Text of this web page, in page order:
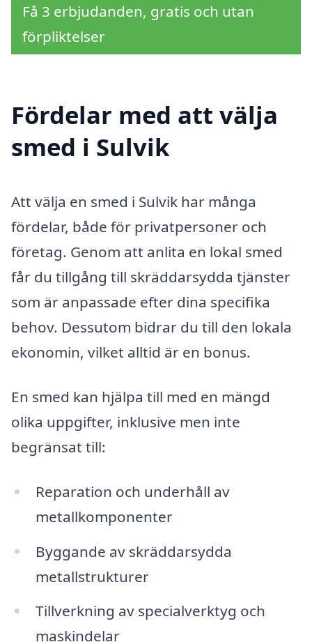
Få 3 erbjudanden, gratis och utan
förpliktelser
Fördelar med att välja
smed i Sulvik
Att välja en smed i Sulvik har många
fördelar, både för privatpersoner och
företag. Genom att anlita en lokal smed
får du tillgång till skräddarsydda tjänster
som är anpassade efter dina specifika
behov. Dessutom bidrar du till den lokala
ekonomin, vilket alltid är en bonus.
En smed kan hjälpa till med en mängd
olika uppgifter, inklusive men inte
begränsat till:
Reparation och underhåll av
metallkomponenter
Byggande av skräddarsydda
metallstrukturer
Tillverkning av specialverktyg och
maskindelar